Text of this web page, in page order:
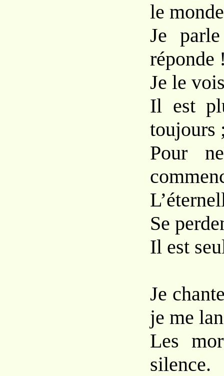
le
Je
réponde
Je le
Il est
toujours
Pour
Se
Il est
Je
je me
Les
silence.